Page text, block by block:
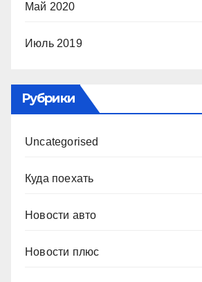
Май 2020
Июль 2019
Рубрики
Uncategorised
Куда поехать
Новости авто
Новости плюс